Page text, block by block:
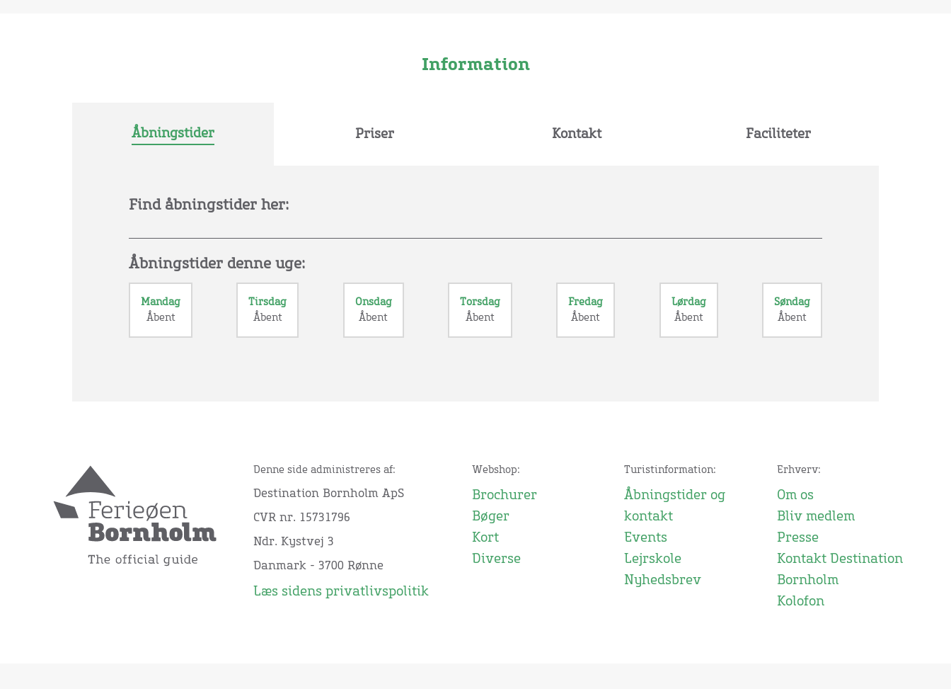
Information
Åbningstider Priser Kontakt Faciliteter
Find åbningstider her:
Åbningstider denne uge:
Mandag
Åbent
Tirsdag
Åbent
Onsdag
Åbent
Torsdag
Åbent
Fredag
Åbent
Lørdag
Åbent
Søndag
Åbent
Denne side administreres af:
Destination Bornholm ApS
CVR nr. 15731796
Ndr. Kystvej 3
Danmark - 3700 Rønne
Læs sidens privatlivspolitik
Webshop:
Brochurer
Bøger
Kort
Diverse
Turistinformation:
Åbningstider og
kontakt
Events
Lejrskole
Nyhedsbrev
Erhverv:
Om os
Bliv medlem
Presse
Kontakt Destination
Bornholm
Kolofon